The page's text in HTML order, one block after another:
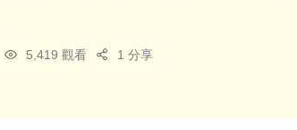
5,419 觀看 1 分享